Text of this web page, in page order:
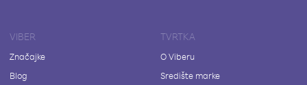
VIBER
Značajke
Blog
TVRTKA
O Viberu
Središte marke